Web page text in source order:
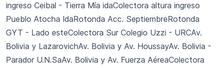
ingreso Ceibal - Tierra Mía idaColectora altura ingreso
Pueblo Atocha IdaRotonda Acc. SeptiembreRotonda
GYT - Lado esteColectora Sur Colegio Uzzi - URCAv.
Bolivia y LazarovichAv. Bolivia y Av. HoussayAv. Bolivia -
Parador U.N.SaAv. Bolivia y Av. Fuerza AéreaColectora